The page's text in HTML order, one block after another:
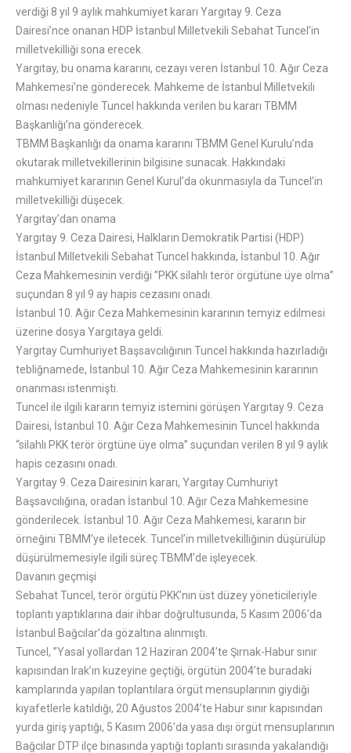
verdiği 8 yıl 9 aylık mahkumiyet kararı Yargıtay 9. Ceza
Dairesi’nce onanan HDP İstanbul Milletvekili Sebahat Tuncel’in
milletvekilliği sona erecek.
Yargıtay, bu onama kararını, cezayı veren İstanbul 10. Ağır Ceza
Mahkemesi’ne gönderecek. Mahkeme de İstanbul Milletvekili
olması nedeniyle Tuncel hakkında verilen bu kararı TBMM
Başkanlığı’na gönderecek.
TBMM Başkanlığı da onama kararını TBMM Genel Kurulu’nda
okutarak milletvekillerinin bilgisine sunacak. Hakkındaki
mahkumiyet kararının Genel Kurul’da okunmasıyla da Tuncel’in
milletvekilliği düşecek.
Yargıtay’dan onama
Yargıtay 9. Ceza Dairesi, Halkların Demokratik Partisi (HDP)
İstanbul Milletvekili Sebahat Tuncel hakkında, İstanbul 10. Ağır
Ceza Mahkemesinin verdiği ”PKK silahlı terör örgütüne üye olma”
suçundan 8 yıl 9 ay hapis cezasını onadı.
İstanbul 10. Ağır Ceza Mahkemesinin kararının temyiz edilmesi
üzerine dosya Yargıtaya geldi.
Yargıtay Cumhuriyet Başsavcılığının Tuncel hakkında hazırladığı
tebliğnamede, İstanbul 10. Ağır Ceza Mahkemesinin kararının
onanması istenmişti.
Tuncel ile ilgili kararın temyiz istemini görüşen Yargıtay 9. Ceza
Dairesi, İstanbul 10. Ağır Ceza Mahkemesinin Tuncel hakkında
“silahlı PKK terör örgtüne üye olma” suçundan verilen 8 yıl 9 aylık
hapis cezasını onadı.
Yargıtay 9. Ceza Dairesinin kararı, Yargıtay Cumhuriyt
Başsavcılığına, oradan İstanbul 10. Ağır Ceza Mahkemesine
gönderilecek. İstanbul 10. Ağır Ceza Mahkemesi, kararın bir
örneğini TBMM’ye iletecek. Tuncel’in milletvekilliğinin düşürülüp
düşürülmemesiyle ilgili süreç TBMM’de işleyecek.
Davanın geçmişi
Sebahat Tuncel, terör örgütü PKK’nın üst düzey yöneticileriyle
toplantı yaptıklarına dair ihbar doğrultusunda, 5 Kasım 2006’da
İstanbul Bağcılar’da gözaltına alınmıştı.
Tuncel, ”Yasal yollardan 12 Haziran 2004’te Şırnak-Habur sınır
kapısından Irak’ın kuzeyine geçtiği, örgütün 2004’te buradaki
kamplarında yapılan toplantılara örgüt mensuplarının giydiği
kıyafetlerle katıldığı, 20 Ağustos 2004’te Habur sınır kapısından
yurda giriş yaptığı, 5 Kasım 2006’da yasa dışı örgüt mensuplarının
Bağcılar DTP ilçe binasında yaptığı toplantı sırasında yakalandığı